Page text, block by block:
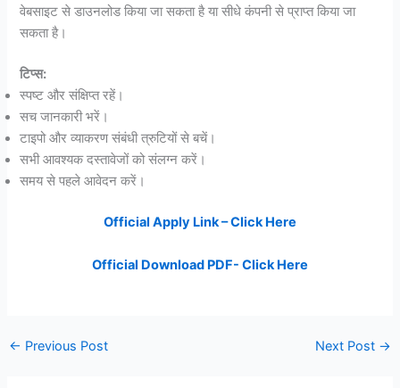
वेबसाइट से डाउनलोड किया जा सकता है या सीधे कंपनी से प्राप्त किया जा
सकता है।
टिप्स:
स्पष्ट और संक्षिप्त रहें।
सच जानकारी भरें।
टाइपो और व्याकरण संबंधी त्रुटियों से बचें।
सभी आवश्यक दस्तावेजों को संलग्न करें।
समय से पहले आवेदन करें।
Official Apply Link – Click Here
Official Download PDF- Click Here
← Previous Post Next Post →